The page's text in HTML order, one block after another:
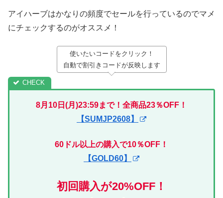
アイハーブはかなりの頻度でセールを行っているのでマメ
にチェックするのがオススメ！
使いたいコードをクリック！
自動で割引きコードが反映します
8月10日(月)23:59まで！全商品23％OFF！
【SUMJP2608】
60ドル以上の購入で10％OFF！
【GOLD60】
初回購入が20%OFF！